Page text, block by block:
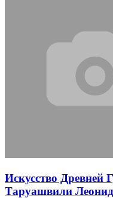
Искусство Древней
Таруашвили